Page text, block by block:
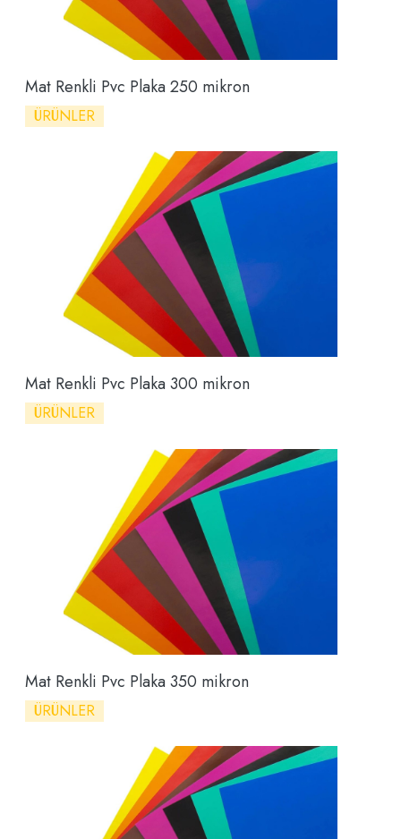
Mat Renkli Pvc Plaka 250 mikron
ÜRÜNLER
Mat Renkli Pvc Plaka 300 mikron
ÜRÜNLER
Mat Renkli Pvc Plaka 350 mikron
ÜRÜNLER